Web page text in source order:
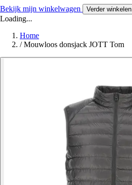
Bekijk mijn winkelwagen Verder winkelen
Loading...
Home
/ Mouwloos donsjack JOTT Tom